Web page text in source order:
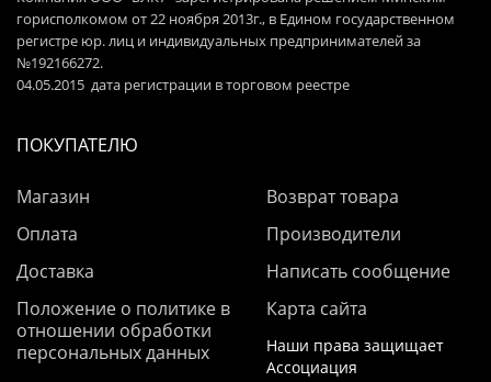
горисполкомом от 22 ноября 2013г., в Едином государственном
регистре юр. лиц и индивидуальных предпринимателей за
№192166272.
04.05.2015 дата регистрации в торговом реестре
ПОКУПАТЕЛЮ
Магазин
Оплата
Доставка
Положение о политике в
отношении обработки
персональных данных
Возврат товара
Производители
Написать сообщение
Карта сайта
Наши права защищает
Ассоциация